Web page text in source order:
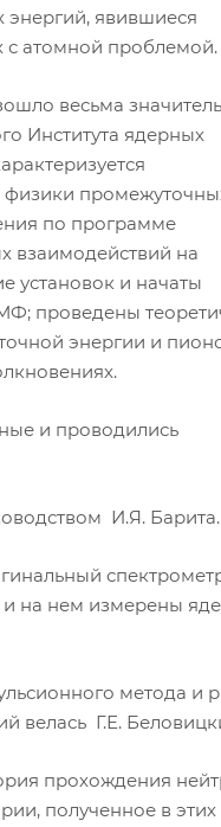
энергий, явившиеся
с атомной проблемой.
весьма
Института ядерных
физики
по программе
взаимодействий на
установок и начаты
проведены
энергии и
и проводились
И.Я. Барита.
на нем измерены
метода и
велась Г.Е.
прохождения
полученное в этих